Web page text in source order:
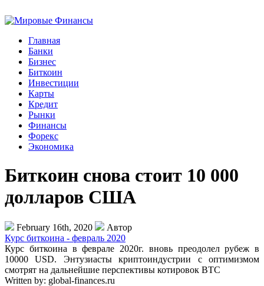
Главная
Банки
Бизнес
Биткоин
Инвестиции
Карты
Кредит
Рынки
Финансы
Форекс
Экономика
Биткоин снова стоит 10 000
долларов США
February 16th, 2020
Автор
Курс биткоина - февраль 2020
Курс биткоина в феврале 2020г. вновь преодолел рубеж в
10000 USD. Энтузиасты криптоиндустрии с оптимизмом
смотрят на дальнейшие перспективы котировок BTC
Written by: global-finances.ru